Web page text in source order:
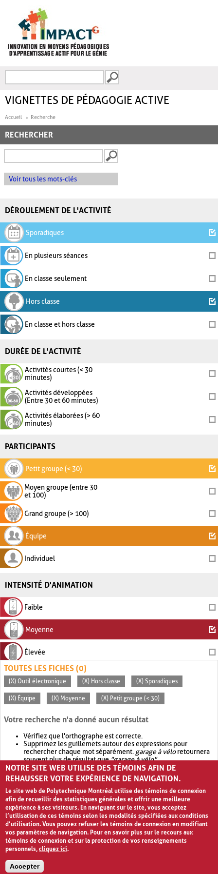
FORMULAIRE DE
VIGNETTES DE PÉDAGOGIE ACTIVE
Accueil Recherche
RECHERCHER
Voir tous les mots-clés
DÉROULEMENT DE L'ACTIVITÉ
Sporadiques
En plusieurs séances
En classe seulement
Hors classe
En classe et hors classe
DURÉE DE L'ACTIVITÉ
Activités courtes (< 30
minutes)
Activités développées
(Entre 30 et 60 minutes)
Activités élaborées (> 60
minutes)
PARTICIPANTS
Petit groupe (< 30)
Moyen groupe (entre 30
et 100)
Grand groupe (> 100)
Équipe
Individuel
INTENSITÉ D'ANIMATION
Faible
Moyenne
Élevée
TOUTES LES FICHES (0)
(X) Outil électronique (X) Hors classe (X) Sporadiques
(X) Équipe (X) Moyenne (X) Petit groupe (< 30)
Votre recherche n'a donné aucun résultat
Vérifiez que l'orthographe est correcte.
Supprimez les guillemets autour des expressions pour
rechercher chaque mot séparément. garage à véloretournera
souvent plus de résultat que"garage à vélo".
Envisagez d'élargir votre recherche avec OR.garage OR vélo
retournera souvent plus de résultat quegarage à vélo
NOTRE SITE WEB UTILISE DES TÉMOINS AFIN DE
REHAUSSER VOTRE EXPÉRIENCE DE NAVIGATION.
Le site web de Polytechnique Montréal utilise des témoins de connexion
afin de recueillir des statistiques générales et offrir une meilleure
expérience à ses visiteurs. En naviguant sur le site, vous acceptez
l’utilisation de ces témoins selon les modalités spécifiées aux conditions
d’utilisation. Vous pouvez refuser les témoins de connexion en modifiant
vos paramètres de navigation. Pour en savoir plus sur le recours aux
témoins de connexion et sur la protection de vos renseignements
personnels,cliquez ici.
Accepter